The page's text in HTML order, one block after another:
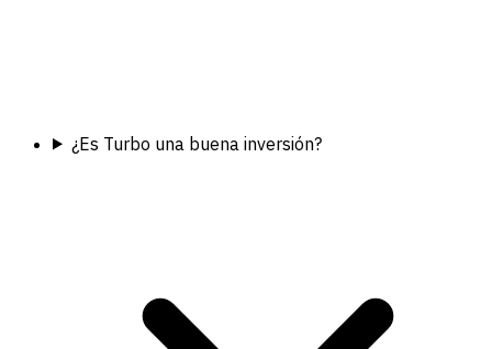
¿Es Turbo una buena inversión?